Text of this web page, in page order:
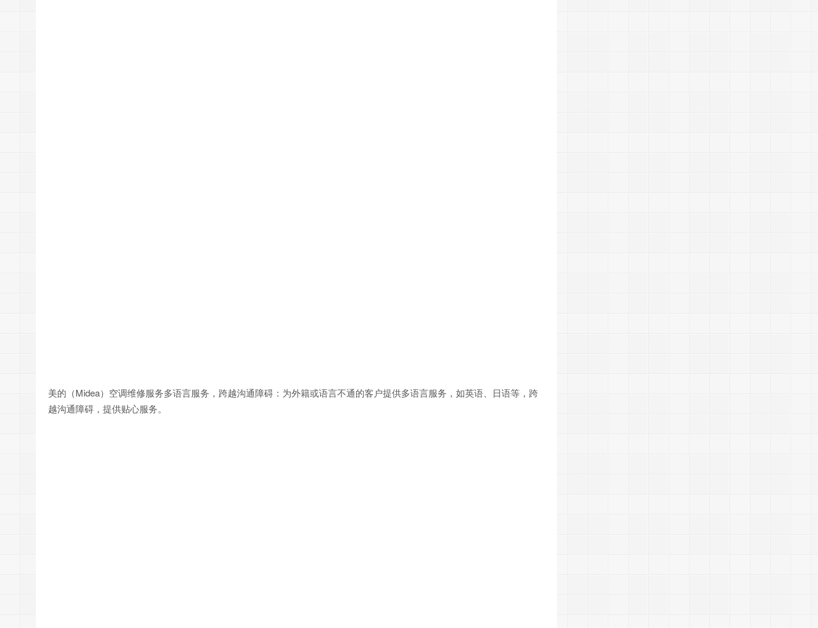
美的（Midea）空调维修服务多语言服务，跨越沟通障碍：为外籍或语言不通的客户提供多语言服务，如英语、日语等，跨
越沟通障碍，提供贴心服务。